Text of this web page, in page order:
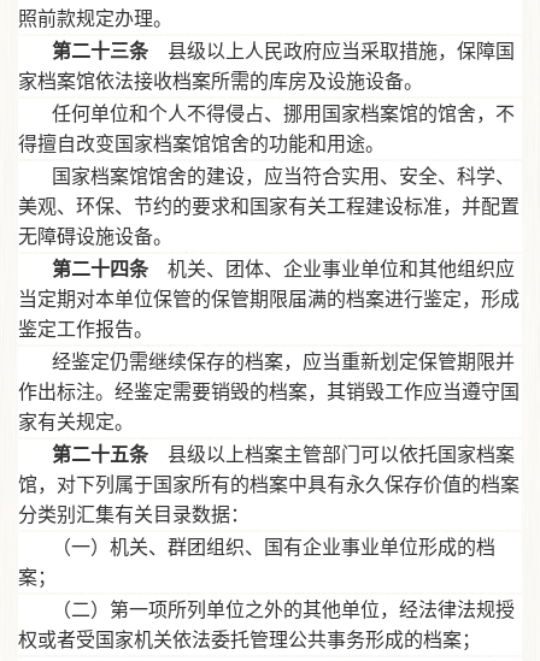
照前款规定办理。
第二十三条 县级以上人民政府应当采取措施，保障国
家档案馆依法接收档案所需的库房及设施设备。
任何单位和个人不得侵占、挪用国家档案馆的馆舍，不
得擅自改变国家档案馆馆舍的功能和用途。
国家档案馆馆舍的建设，应当符合实用、安全、科学、
美观、环保、节约的要求和国家有关工程建设标准，并配置
无障碍设施设备。
第二十四条 机关、团体、企业事业单位和其他组织应
当定期对本单位保管的保管期限届满的档案进行鉴定，形成
鉴定工作报告。
经鉴定仍需继续保存的档案，应当重新划定保管期限并
作出标注。经鉴定需要销毁的档案，其销毁工作应当遵守国
家有关规定。
第二十五条 县级以上档案主管部门可以依托国家档案
馆，对下列属于国家所有的档案中具有永久保存价值的档案
分类别汇集有关目录数据：
（一）机关、群团组织、国有企业事业单位形成的档
案；
（二）第一项所列单位之外的其他单位，经法律法规授
权或者受国家机关依法委托管理公共事务形成的档案；